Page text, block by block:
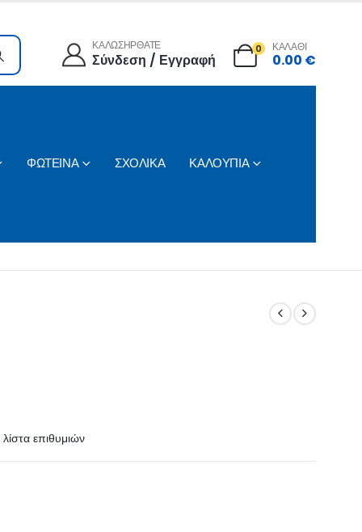
ΚΑΛΩΣΗΡΘΑΤΕ
Σύνδεση / Εγγραφή
0 ΚΑΛΑΘΙ
0.00 €
ΦΩΤΕΙΝΑ ΣΧΟΛΙΚΑ ΚΑΛΟΥΠΙΑ
επιθυμιών